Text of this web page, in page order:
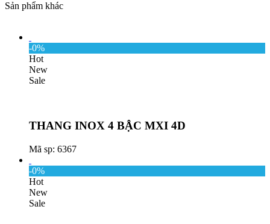
Sản phẩm khác
-0%
Hot
New
Sale
THANG INOX 4 BẬC MXI 4D
Mã sp: 6367
-0%
Hot
New
Sale